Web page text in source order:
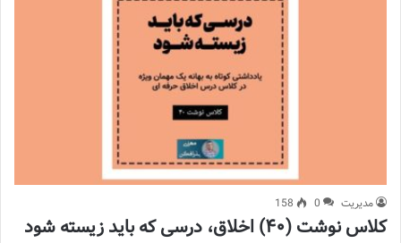
مدیریت 0
158
کلاس نوشت (۴۰) اخلاق، درسی که باید زیسته شود